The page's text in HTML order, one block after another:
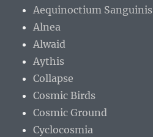
Aequinoctium Sanguinis
Alnea
Alwaid
Aythis
Collapse
Cosmic Birds
Cosmic Ground
Cyclocosmia